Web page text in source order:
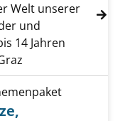
anzeigen
Welt unserer
und
14 Jahren